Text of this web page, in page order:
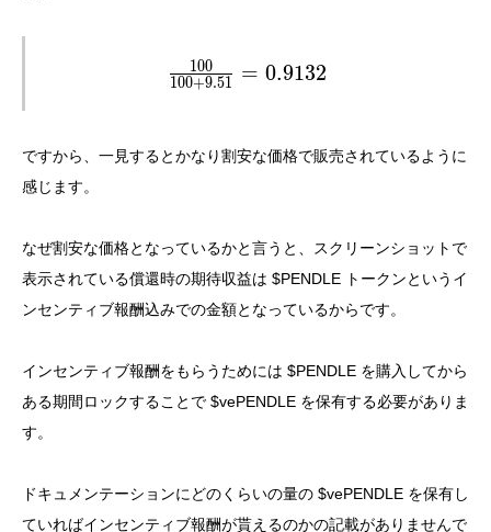
\frac{100}{100+9.51} = 0.9132
100+9.51
100 = 0.9132
ですから、一見するとかなり割安な価格で販売されているように
感じます。
なぜ割安な価格となっているかと言うと、スクリーンショットで
表示されている償還時の期待収益は $PENDLE トークンというイ
ンセンティブ報酬込みでの金額となっているからです。
インセンティブ報酬をもらうためには $PENDLE を購入してから
ある期間ロックすることで $vePENDLE を保有する必要がありま
す。
ドキュメンテーションにどのくらいの量の $vePENDLE を保有し
ていればインセンティブ報酬が貰えるのかの記載がありませんで